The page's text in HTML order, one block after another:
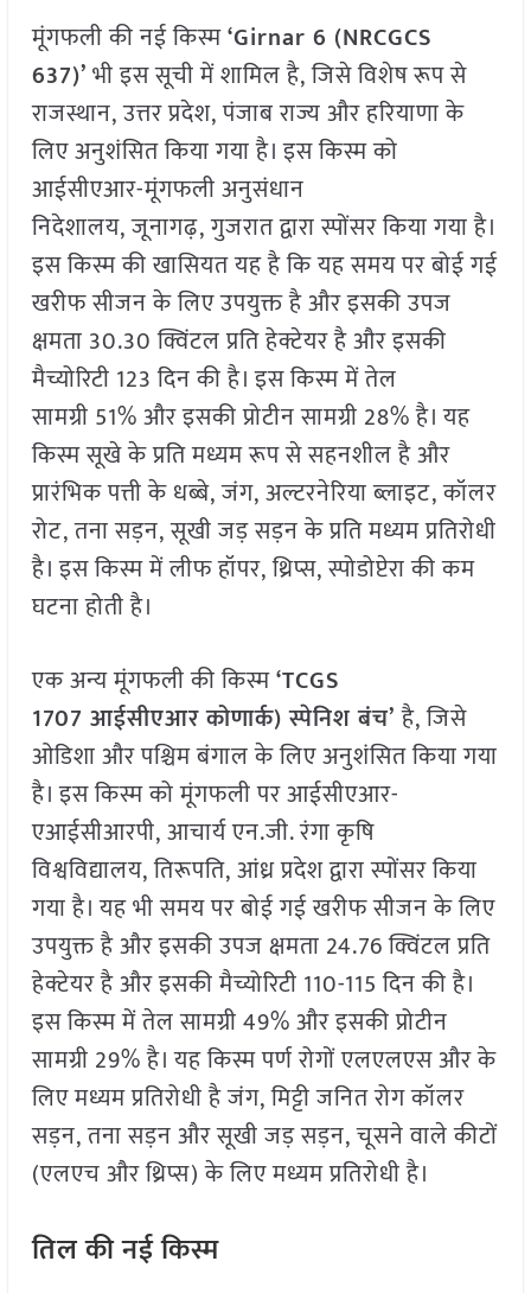
मूंगफली की नई किस्म‘Girnar 6 (NRCGCS
637)’भी इस सूची में शामिल है, जिसे विशेष रूप से
राजस्थान, उत्तर प्रदेश, पंजाब राज्य और हरियाणा के
लिए अनुशंसित किया गया है। इस किस्म को
आईसीएआर-मूंगफली अनुसंधान
निदेशालय, जूनागढ़, गुजरात द्वारा स्पोंसर किया गया है।
इस किस्म की खासियत यह है कि यह समय पर बोई गई
खरीफ सीजन के लिए उपयुक्त है और इसकी उपज
क्षमता 30.30 क्विंटल प्रति हेक्टेयर है और इसकी
मैच्योरिटी 123 दिन की है। इस किस्म में तेल
सामग्री 51% और इसकी प्रोटीन सामग्री 28% है। यह
किस्म सूखे के प्रति मध्यम रूप से सहनशील है और
प्रारंभिक पत्ती के धब्बे, जंग, अल्टरनेरिया ब्लाइट, कॉलर
रोट, तना सड़न, सूखी जड़ सड़न के प्रति मध्यम प्रतिरोधी
है। इस किस्म में लीफ हॉपर, थ्रिप्स, स्पोडोप्टेरा की कम
घटना होती है।
एक अन्य मूंगफली की किस्म‘TCGS
1707 आईसीएआर कोणार्क) स्पेनिश बंच’है, जिसे
ओडिशा और पश्चिम बंगाल के लिए अनुशंसित किया गया
है। इस किस्म को मूंगफली पर आईसीएआर-
एआईसीआरपी, आचार्य एन.जी. रंगा कृषि
विश्वविद्यालय, तिरूपति, आंध्र प्रदेश द्वारा स्पोंसर किया
गया है। यह भी समय पर बोई गई खरीफ सीजन के लिए
उपयुक्त है और इसकी उपज क्षमता 24.76 क्विंटल प्रति
हेक्टेयर है और इसकी मैच्योरिटी 110-115 दिन की है।
इस किस्म में तेल सामग्री 49% और इसकी प्रोटीन
सामग्री 29% है। यह किस्म पर्ण रोगों एलएलएस और के
लिए मध्यम प्रतिरोधी है जंग, मिट्टी जनित रोग कॉलर
सड़न, तना सड़न और सूखी जड़ सड़न, चूसने वाले कीटों
(एलएच और थ्रिप्स) के लिए मध्यम प्रतिरोधी है।
तिल की नई किस्म